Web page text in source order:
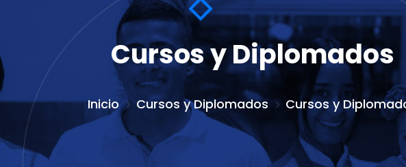
Cursos y Diplomados
Inicio Cursos y Diplomados Cursos y